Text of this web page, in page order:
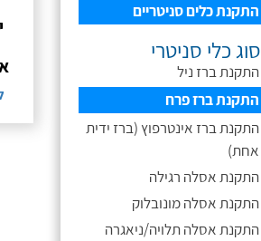
התקנת כלים סניטריים
סוג כלי סניטרי
התקנת ברז ניל
התקנת ברז פרח
התקנת ברז אינטרפוץ (ברז ידית
אחת)
התקנת אסלה רגילה
התקנת אסלה מונובלוק
התקנת אסלה תלויה/ניאגרה